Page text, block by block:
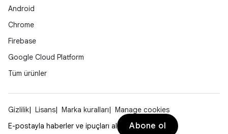
Android
Chrome
Firebase
Google Cloud Platform
Tüm ürünler
Gizlilik Lisans Marka kuralları
Manage cookies
E-postayla haberler ve ipuçları al
Abone ol